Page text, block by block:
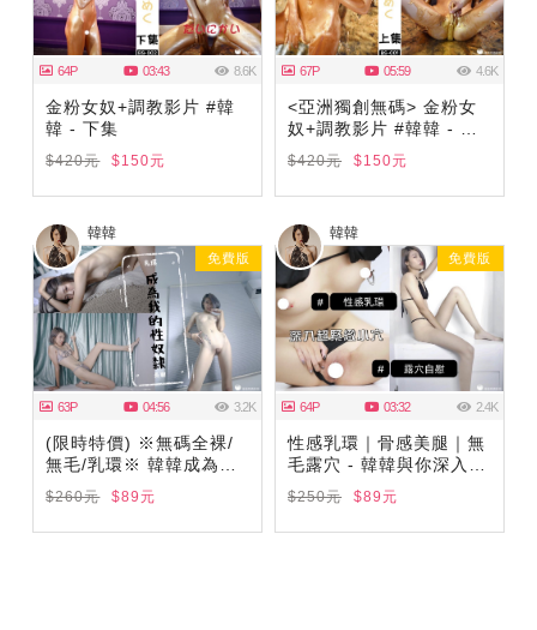
64P 03:43 8.6K
金粉女奴+調教影片 #韓
韓 - 下集
$420元 $150元
67P 05:59 4.6K
<亞洲獨創無碼> 金粉女
奴+調教影片 #韓韓 - 上
集
$420元 $150元
韓韓
免費版
63P 04:56 3.2K
(限時特價) ※無碼全裸/
無毛/乳環※ 韓韓成為我
的性奴隸 [附自摸露穴影
片]
$260元 $89元
韓韓
免費版
64P 03:32 2.4K
性感乳環｜骨感美腿｜無
毛露穴 - 韓韓與你深入超
緊緻小穴 #限時優惠
$250元 $89元